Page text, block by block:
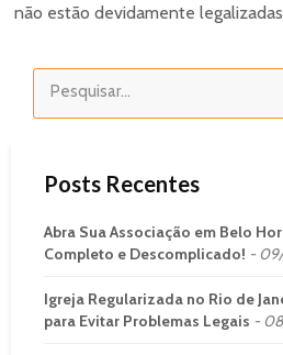
não estão devidamente
Posts Recentes
Abra Sua Associação em Belo
Completo e Descomplicado!
Igreja Regularizada no Rio de
para Evitar Problemas Legais